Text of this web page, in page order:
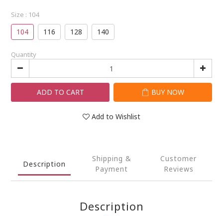
Size : 104
104 116 128 140
Quantity
ADD TO CART BUY NOW
Add to Wishlist
Description
Shipping &
Payment
Customer
Reviews
Description